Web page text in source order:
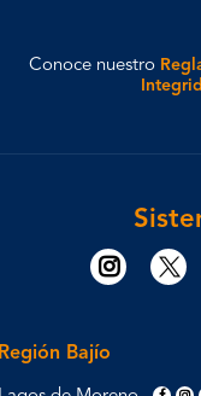
Conoce nuestro
Región Bajío